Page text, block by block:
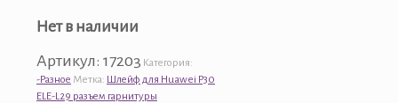
Нет в наличии
Артикул: 17203 Категория:
-Разное Метка: Шлейф для Huawei P30
ELE-L29 разъем гарнитуры